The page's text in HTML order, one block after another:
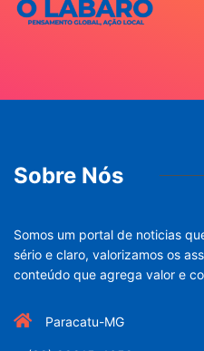
Sobre Nós
Somos um portal de noticias
sério e claro, valorizamos os
conteúdo que agrega valor e
Paracatu-MG